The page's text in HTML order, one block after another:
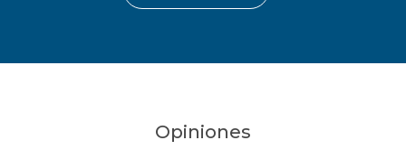
Opiniones